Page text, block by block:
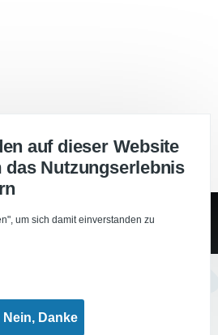
auf dieser Website
das Nutzungserlebnis
um sich damit einverstanden zu
Nein, Danke